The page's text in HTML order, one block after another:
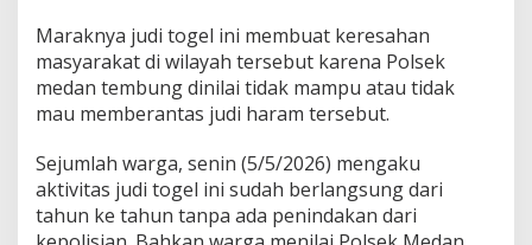
k
K
a
p
o
d
a
,
K
Maraknya judi togel ini membuat keresahan
masyarakat di wilayah tersebut karena Polsek
medan tembung dinilai tidak mampu atau tidak
mau memberantas judi haram tersebut.
Sejumlah warga, senin (5/5/2026) mengaku
aktivitas judi togel ini sudah berlangsung dari
tahun ke tahun tanpa ada penindakan dari